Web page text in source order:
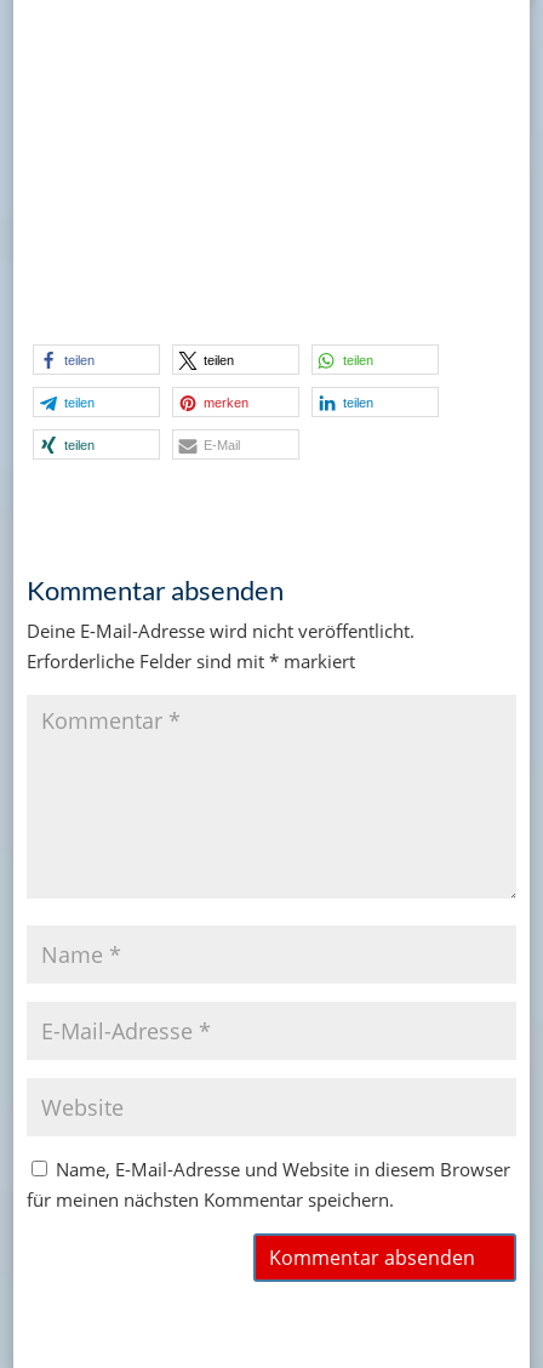
teilen teilen teilen
teilen merken teilen
teilen E-Mail
Kommentar absenden
Deine E-Mail-Adresse wird nicht veröffentlicht.
Erforderliche Felder sind mit *markiert
Name, E-Mail-Adresse und Website in diesem Browser
für meinen nächsten Kommentar speichern.